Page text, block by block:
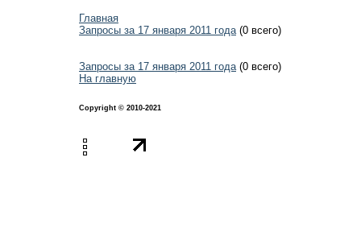
Главная
Запросы за 17 января 2011 года(0 всего)
Запросы за 17 января 2011 года(0 всего)
На главную
Copyright © 2010-2021